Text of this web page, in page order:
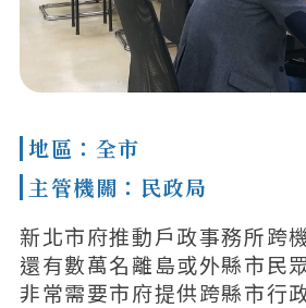
地區：全市
主管機關：民政局
新北市府推動戶政事務所跨
還有數萬名離島或外縣市民
非常需要市府提供跨縣市行